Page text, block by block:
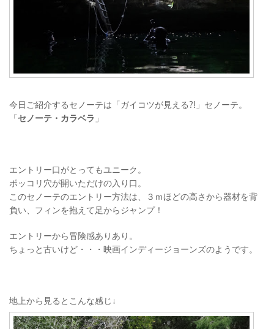
今日ご紹介するセノーテは「ガイコツが見える?!」セノーテ。
「セノーテ・カラベラ 」
エントリー口がとってもユニーク。
ポッコリ穴が開いただけの入り口。
このセノーテのエントリー方法は、３ｍほどの高さから器材を背
負い、フィンを抱えて足からジャンプ！
エントリーから冒険感ありあり。
ちょっと古いけど・・・映画インディージョーンズのようです。
地上から見るとこんな感じ↓